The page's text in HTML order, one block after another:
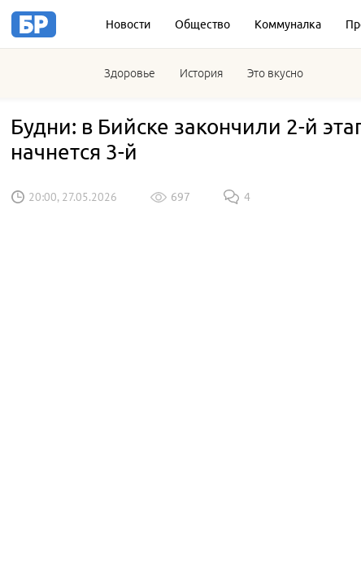
Новости Общество Коммуналка
Здоровье История Это вкусно
Будни: в Бийске закончили 2-й
начнется 3-й
20:00, 27.05.2026 697 4